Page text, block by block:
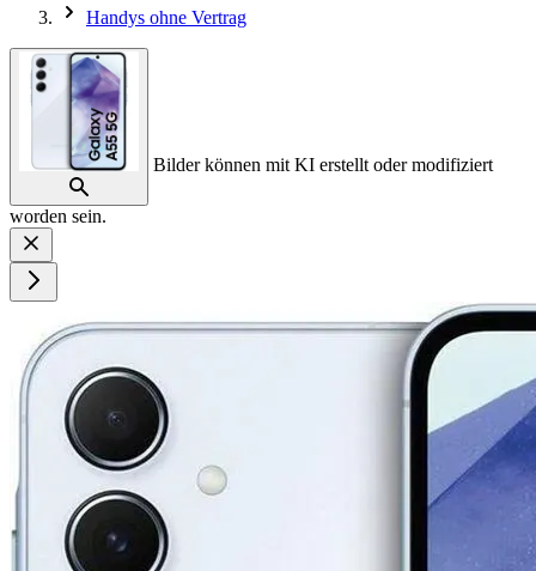
Handys ohne Vertrag
Bilder können mit KI erstellt oder modifiziert
worden sein.